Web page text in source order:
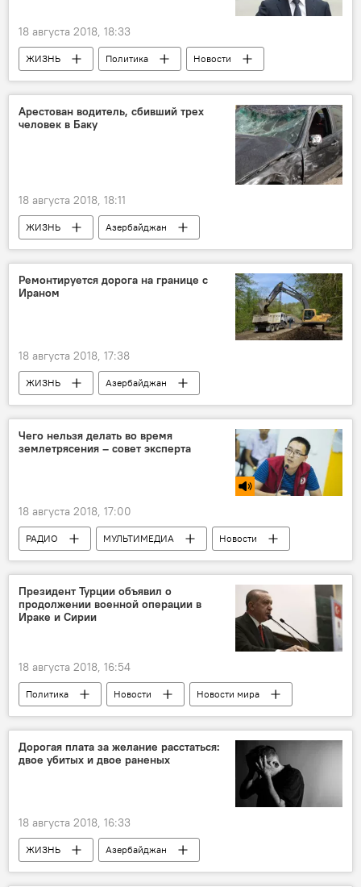
18 августа 2018, 18:33
ЖИЗНЬ Политика
Новости
Новости мира
Россия
Австрия
танец
Невеста
Арестован водитель, сбивший трех
человек в Баку
18 августа 2018, 18:11
ЖИЗНЬ
Азербайджан
Происшествия
Новости
Баку
водитель
арест
Ремонтируется дорога на границе с
Ираном
18 августа 2018, 17:38
ЖИЗНЬ
Азербайджан
ТЕХНОЛОГИИ
Новости
Экономика
Иран
Ремонт
граница
Чего нельзя делать во время
землетрясения – совет эксперта
18 августа 2018, 17:00
РАДИО МУЛЬТИМЕДИА
Новости
ЖИЗНЬ
Новости мира
Происшествия
Президент Турции объявил о
продолжении военной операции в
Ираке и Сирии
18 августа 2018, 16:54
Политика Новости Новости мира
Дорогая плата за желание расстаться:
двое убитых и двое раненых
18 августа 2018, 16:33
ЖИЗНЬ
Азербайджан
Происшествия
Новости
Раненные